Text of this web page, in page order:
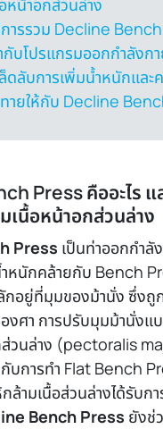
หน้าอกส่วนล่าง
ารรวม Decline
กับโปรแกรมออกกำลังก
ดลับการเพิ่มน้ำหนักและ
ายให้กับ Decline
Press คืออะไร แ
นื้อหน้าอกส่วนล่าง
Press เป็นท่าออกกำลั
หนักคล้ายกับ Bench
กอยู่ที่มุมของม้านั่ง ซึ่งถู
งศา การปรับมุมม้านั่งแบ
วนล่าง (pectoralis
บการทำ Flat Bench
ล้ามเนื้อส่วนล่างได้รับก
Bench Press ยังช่